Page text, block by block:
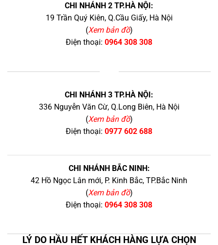
CHI NHÁNH 2 TP.HÀ NỘI:
19 Trần Quý Kiên, Q.Cầu Giấy, Hà Nội
(Xem bản đồ)
Điện thoại: 0964 308 308
CHI NHÁNH 3 TP.HÀ NỘI:
336 Nguyễn Văn Cừ, Q.Long Biên, Hà Nội
(Xem bản đồ)
Điện thoại: 0977 602 688
CHI NHÁNH BẮC NINH:
42 Hồ Ngọc Lân mới, P. Kinh Bắc, TP.Bắc Ninh
(Xem bản đồ)
Điện thoại: 0964 308 308
LÝ DO HẦU HẾT KHÁCH HÀNG LỰA CHỌN